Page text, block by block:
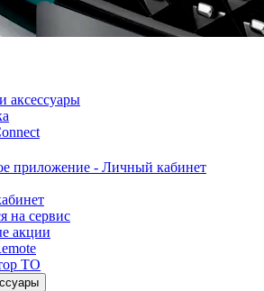
аксессуары
приложение - Личный кабинет
на сервис
акции
ТО